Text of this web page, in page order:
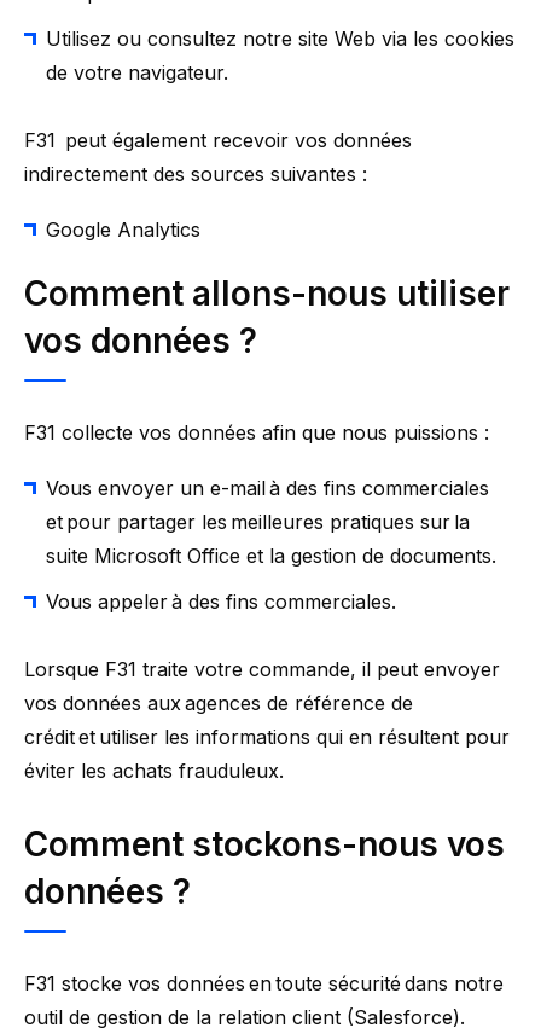
Utilisez ou consultez notre site Web via les cookies
de votre navigateur.
F31 peut également recevoir vos données
indirectement des sources suivantes :
Google Analytics
Comment allons-nous utiliser
vos données ?
F31 collecte vos données afin que nous puissions :
Vous envoyer un e-mail à des fins commerciales
et pour partager les meilleures pratiques sur la
suite Microsoft Office et la gestion de documents.
Vous appeler à des fins commerciales.
Lorsque F31 traite votre commande, il peut envoyer
vos données aux agences de référence de
crédit et utiliser les informations qui en résultent pour
éviter les achats frauduleux.
Comment stockons-nous vos
données ?
F31 stocke vos données en toute sécurité dans notre
outil de gestion de la relation client (Salesforce).